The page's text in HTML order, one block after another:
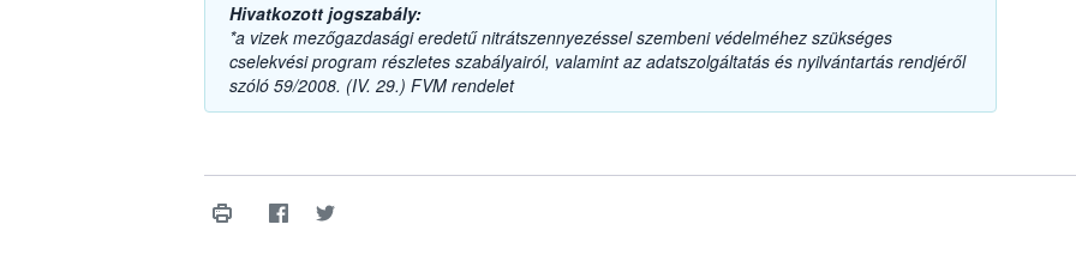
Hivatkozott jogszabály:
*a vizek mezőgazdasági eredetű nitrátszennyezéssel szembeni védelméhez szükséges
cselekvési program részletes szabályairól, valamint az adatszolgáltatás és nyilvántartás rendjéről
szóló 59/2008. (IV. 29.) FVM rendelet